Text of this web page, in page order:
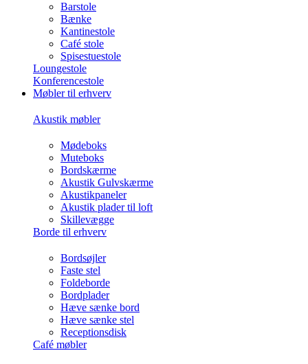
Barstole
Bænke
Kantinestole
Café stole
Spisestuestole
Loungestole
Konferencestole
Møbler til erhverv
Akustik møbler
Mødeboks
Muteboks
Bordskærme
Akustik Gulvskærme
Akustikpaneler
Akustik plader til loft
Skillevægge
Borde til erhverv
Bordsøjler
Faste stel
Foldeborde
Bordplader
Hæve sænke bord
Hæve sænke stel
Receptionsdisk
Café møbler